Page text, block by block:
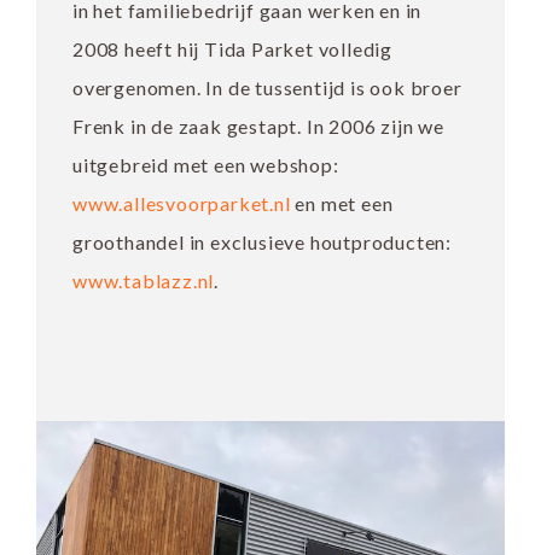
in het familiebedrijf gaan werken en in
2008 heeft hij Tida Parket volledig
overgenomen. In de tussentijd is ook broer
Frenk in de zaak gestapt. In 2006 zijn we
uitgebreid met een webshop:
www.allesvoorparket.nl en met een
groothandel in exclusieve houtproducten:
www.tablazz.nl